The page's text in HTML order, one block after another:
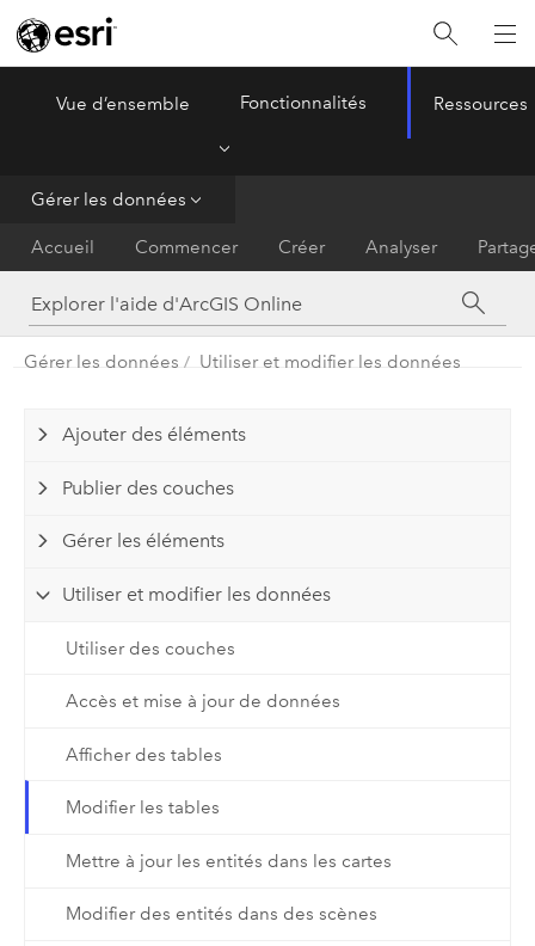
ArcGIS Online
Vue d’ensemble Fonctionnalités Ressources
Gérer les données
Accueil Commencer Créer Analyser
Gérer les données Utiliser et modifier les données
Ajouter des éléments
Publier des couches
Gérer les éléments
Utiliser et modifier les données
Utiliser des couches
Accès et mise à jour de données
Afficher des tables
Modifier les tables
Mettre à jour les entités dans les cartes
Modifier des entités dans des scènes